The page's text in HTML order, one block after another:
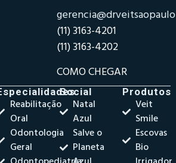
(11) 3163-4201
(11) 3163-4202
COMO CHEGAR
Reabilitação
Oral
Odontologia
Geral
Social
Natal
Azul
Salve o
Planeta
Produtos
Veit
Smile
Escovas
Bio